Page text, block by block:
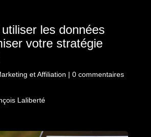
les données
votre stratégie
et Affiliation | 0 commentaires
Laliberté